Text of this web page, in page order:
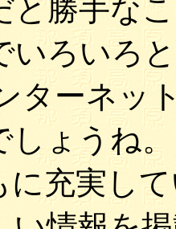
と勝手な
いろいろ
ターネッ
しょうね
に充実し